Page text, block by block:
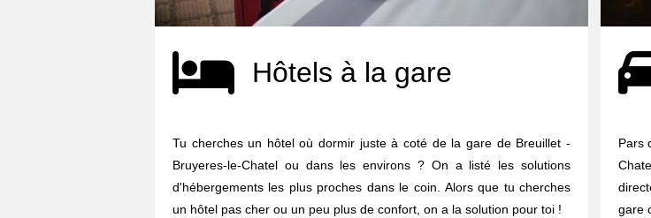
Hôtels à la gare
Tu cherches un hôtel où dormir juste à coté de la gare de Breuillet -
Bruyeres-le-Chatel ou dans les environs ? On a listé les solutions
d'hébergements les plus proches dans le coin. Alors que tu cherches
un hôtel pas cher ou un peu plus de confort, on a la solution pour toi !
Pars
gare